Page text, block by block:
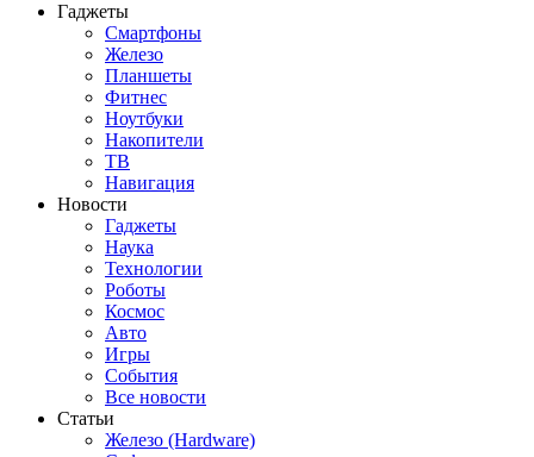
Гаджеты
Смартфоны
Железо
Планшеты
Фитнес
Ноутбуки
Накопители
ТВ
Навигация
Новости
Гаджеты
Наука
Технологии
Роботы
Космос
Авто
Игры
События
Все новости
Статьи
Железо (Hardware)